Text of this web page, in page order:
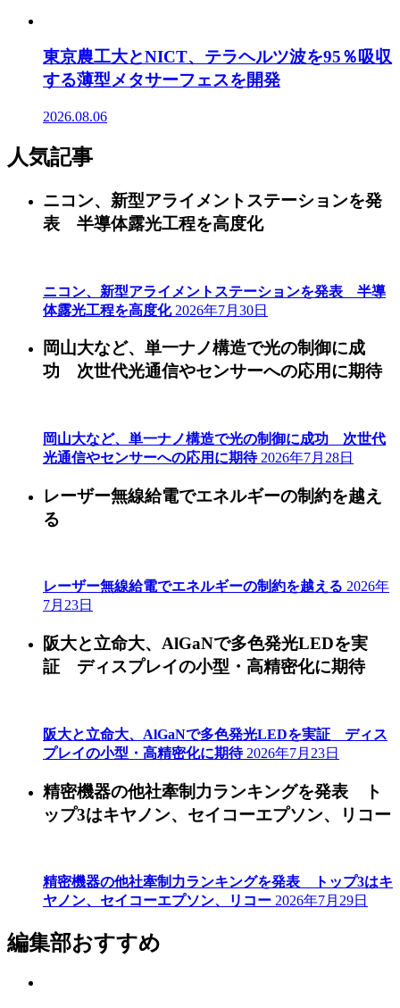
東京農工大とNICT、テラヘルツ波を95％吸収
する薄型メタサーフェスを開発
2026.08.06
人気記事
ニコン、新型アライメントステーションを発
表 半導体露光工程を高度化
ニコン、新型アライメントステーションを発表 半導
体露光工程を高度化 2026年7月30日
岡山大など、単一ナノ構造で光の制御に成
功 次世代光通信やセンサーへの応用に期待
岡山大など、単一ナノ構造で光の制御に成功 次世代
光通信やセンサーへの応用に期待 2026年7月28日
レーザー無線給電でエネルギーの制約を越え
る
レーザー無線給電でエネルギーの制約を越える 2026年
7月23日
阪大と立命大、AlGaNで多色発光LEDを実
証 ディスプレイの小型・高精密化に期待
阪大と立命大、AlGaNで多色発光LEDを実証 ディス
プレイの小型・高精密化に期待 2026年7月23日
精密機器の他社牽制力ランキングを発表 ト
ップ3はキヤノン、セイコーエプソン、リコー
精密機器の他社牽制力ランキングを発表 トップ3はキ
ヤノン、セイコーエプソン、リコー 2026年7月29日
編集部おすすめ